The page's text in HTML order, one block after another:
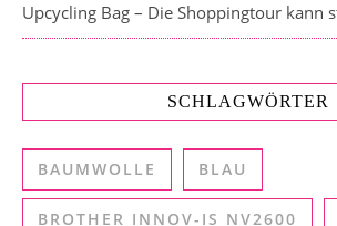
Upcycling Bag – Die Shoppingtour kann
SCHLAGWÖRTER
BAUMWOLLE BLAU
BROTHER INNOV-IS NV2600